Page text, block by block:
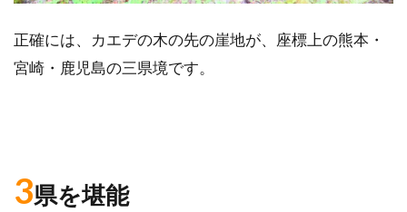
正確には、カエデの木の先の崖地が、座標上の熊本・
宮崎・鹿児島の三県境です。
3県を堪能